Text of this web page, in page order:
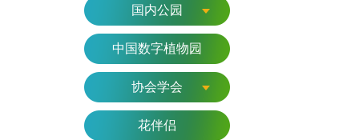
国内公园
中国数字植物园
协会学会
花伴侣